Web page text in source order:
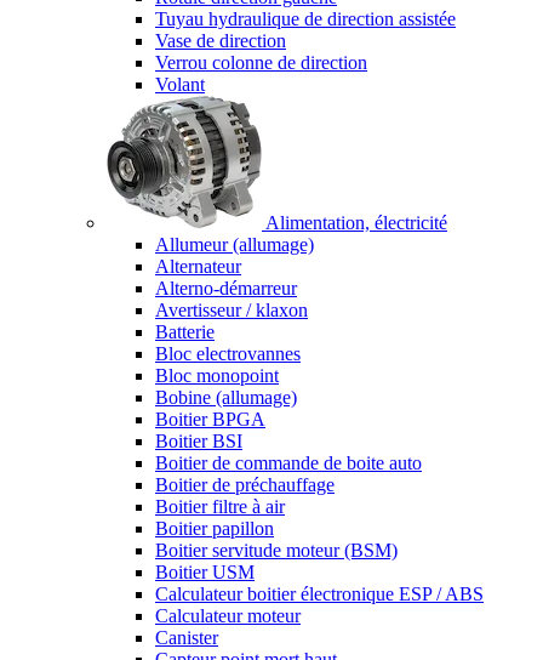
Tuyau hydraulique de direction assistée
Vase de direction
Verrou colonne de direction
Volant
Alimentation, électricité
Allumeur (allumage)
Alternateur
Alterno-démarreur
Avertisseur / klaxon
Batterie
Bloc electrovannes
Bloc monopoint
Bobine (allumage)
Boitier BPGA
Boitier BSI
Boitier de commande de boite auto
Boitier de préchauffage
Boitier filtre à air
Boitier papillon
Boitier servitude moteur (BSM)
Boitier USM
Calculateur boitier électronique ESP / ABS
Calculateur moteur
Canister